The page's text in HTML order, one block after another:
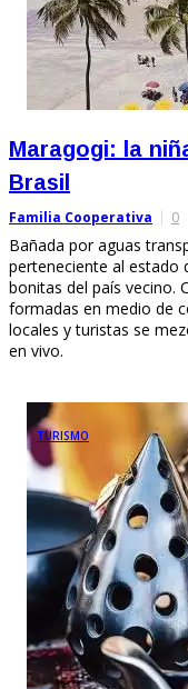
Maragogi: la
Brasil
Familia Cooperativa 0
Bañada por aguas
perteneciente al estado
bonitas del país vecino.
formadas en medio de
locales y turistas se
en vivo.
TURISMO